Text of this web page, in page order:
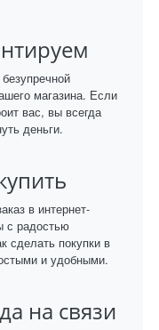
магазина. Если
вас, вы всегда
деньги.
в интернет-
с радостью
сделать покупки в
и удобными.
на связи